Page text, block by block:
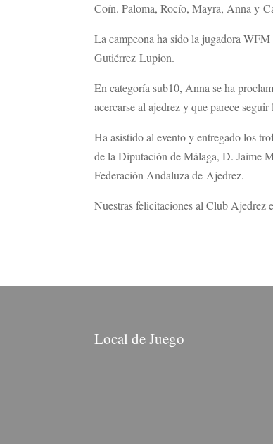
Coín. Paloma, Rocío, Mayra, Anna y
La campeona ha sido la jugadora
Gutiérrez Lupion.
En categoría sub10, Anna se ha
acercarse al ajedrez y que parece
Ha asistido al evento y entregado los
de la Diputación de Málaga, D. Jaime
Federación Andaluza de Ajedrez.
Nuestras felicitaciones al Club Ajedrez
Local de Juego